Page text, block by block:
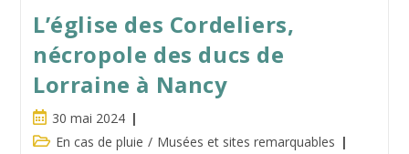
L’église des Cordeliers,
nécropole des ducs de
Lorraine à Nancy
Publication
publiée :
30 mai 2024
PostEn cas de pluie / Musées et sites remarquables